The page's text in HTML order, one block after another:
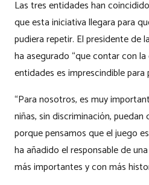
Las tres entidades han
que esta iniciativa llegara para
pudiera repetir. El presidente de
ha asegurado “que contar con
entidades es imprescindible para
“Para nosotros, es muy
niñas, sin discriminación,
porque pensamos que el juego
ha añadido el responsable de
más importantes y con más